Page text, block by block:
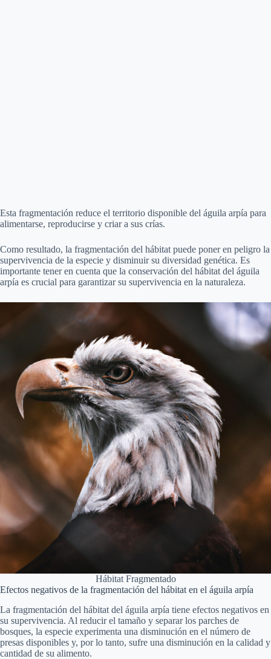
Esta fragmentación reduce el territorio disponible del águila arpía para
alimentarse, reproducirse y criar a sus crías.
Como resultado, la fragmentación del hábitat puede poner en peligro la
supervivencia de la especie y disminuir su diversidad genética. Es
importante tener en cuenta que la conservación del hábitat del águila
arpía es crucial para garantizar su supervivencia en la naturaleza.
Hábitat Fragmentado
Efectos negativos de la fragmentación del hábitat en el águila arpía
La fragmentación del hábitat del águila arpía tiene efectos negativos en
su supervivencia. Al reducir el tamaño y separar los parches de
bosques, la especie experimenta una disminución en el número de
presas disponibles y, por lo tanto, sufre una disminución en la calidad y
cantidad de su alimento.